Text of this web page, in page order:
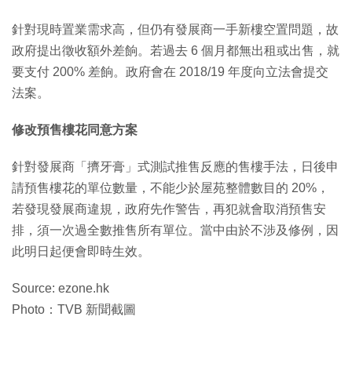
針對現時置業需求高，但仍有發展商一手新樓空置問題，故
政府提出徵收額外差餉。若過去 6 個月都無出租或出售，就
要支付 200% 差餉。政府會在 2018/19 年度向立法會提交
法案。
修改預售樓花同意方案
針對發展商「擠牙膏」式測試推售反應的售樓手法，日後申
請預售樓花的單位數量，不能少於屋苑整體數目的 20%，
若發現發展商違規，政府先作警告，再犯就會取消預售安
排，須一次過全數推售所有單位。當中由於不涉及修例，因
此明日起便會即時生效。
Source: ezone.hk
Photo：TVB 新聞截圖